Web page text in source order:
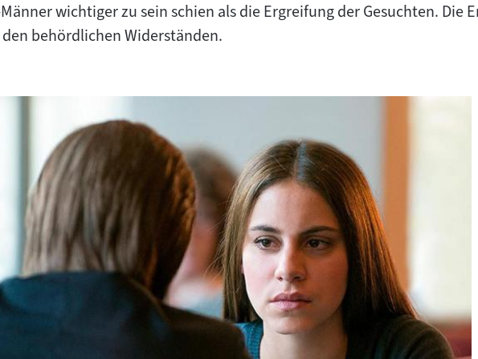
wichtiger zu sein schien als die Ergreifung der Gesuchten. Die
behördlichen Widerständen.